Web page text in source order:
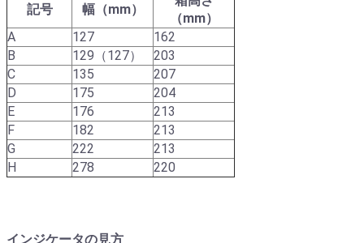
記号 幅（mm）
（mm）
A
127
162
B
129（127）
203
C
135
207
D
175
204
E
176
213
F
182
213
G
222
213
H
278 220
インジケータの見方